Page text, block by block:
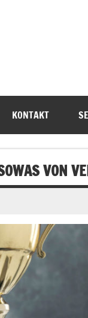
KONTAKT
VON